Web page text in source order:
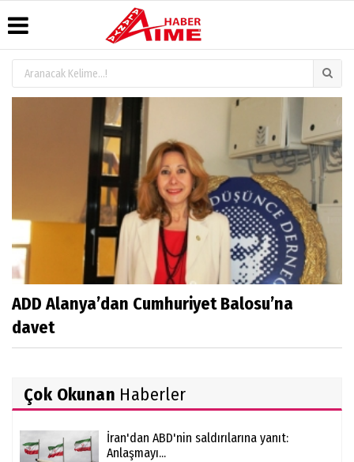
Üye Paneli
Haberleri
Hava
Durumu
Gazete
Manşetleri
Anketler
Biyografiler
Köşe
Yazarları
Foto
Galeri
AlanyaTime
Moovit
Alanya-
Gazipaşa
& Antalya
Canlı Uçak
Seyir
Takip
Künye
ADD Alanya’dan Cumhuriyet Balosu’na
davet
Çok Okunan Haberler
İran'dan ABD'nin saldırılarına yanıt:
Anlaşmayı...